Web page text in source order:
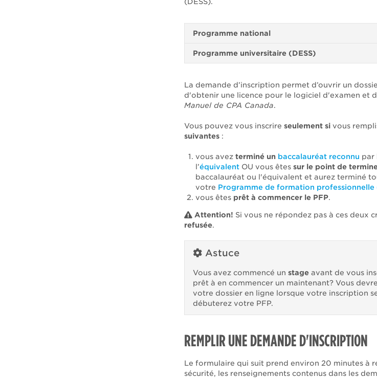
Programme national
Programme universitaire (DESS)
La demande d’inscription permet d’ouvrir un
d'obtenir une licence pour le logiciel d'examen et
Manuel de CPA Canada.
Vous pouvez vous inscrire seulement si vous
suivantes :
vous avezterminé un baccalauréat reconnu par
l’équivalent OU vous êtessur le point de
baccalauréat ou l'équivalent et aurez terminé
votre Programme de formation professionnelle
vous êtes prêt à commencer le PFP.
Attention! Si vous ne répondez pas à ces deux
refusée.
Astuce
Vous avez commencé un stage avant de vous
prêt à en commencer un maintenant? Vous
votre dossier en ligne lorsque votre inscription
débuterez votre PFP.
REMPLIR UNE DEMANDE D'INSCRIPTION
Le formulaire qui suit prend environ 20 minutes à
sécurité, les renseignements contenus dans les